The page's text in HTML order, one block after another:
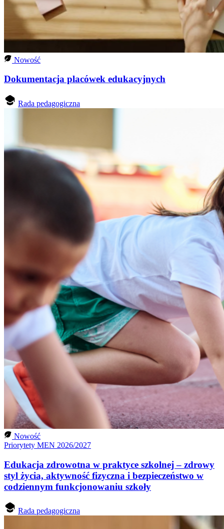
Nowość
Dokumentacja placówek edukacyjnych
Rada pedagogiczna
Nowość
Priorytety MEN 2026/2027
Edukacja zdrowotna w praktyce szkolnej – zdrowy
styl życia, aktywność fizyczna i bezpieczeństwo w
codziennym funkcjonowaniu szkoły
Rada pedagogiczna